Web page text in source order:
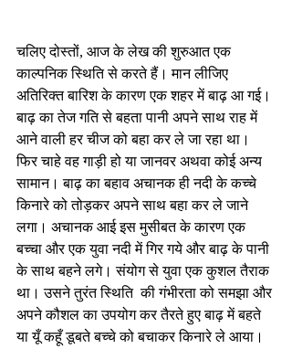
चलिए दोस्तों, आज के लेख की शुरुआत एक
काल्पनिक स्थिति से करते हैं। मान लीजिए
अतिरिक्त बारिश के कारण एक शहर में बाढ़ आ गई।
बाढ़ का तेज गति से बहता पानी अपने साथ राह में
आने वाली हर चीज को बहा कर ले जा रहा था।
फिर चाहे वह गाड़ी हो या जानवर अथवा कोई अन्य
सामान। बाढ़ का बहाव अचानक ही नदी के कच्चे
किनारे को तोड़कर अपने साथ बहा कर ले जाने
लगा। अचानक आई इस मुसीबत के कारण एक
बच्चा और एक युवा नदी में गिर गये और बाढ़ के पानी
के साथ बहने लगे। संयोग से युवा एक कुशल तैराक
था। उसने तुरंत स्थिति  की गंभीरता को समझा और
अपने कौशल का उपयोग कर तैरते हुए बाढ़ में बहते
या यूँ कहूँ डूबते बच्चे को बचाकर किनारे ले आया।